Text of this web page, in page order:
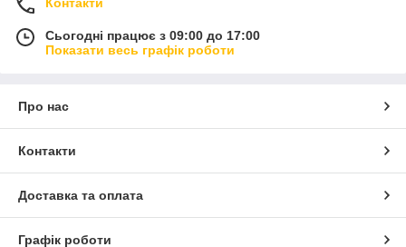
Сьогодні працює з 09:00 до 17:00
Показати весь графік роботи
Про нас
Контакти
Доставка та оплата
Графік роботи